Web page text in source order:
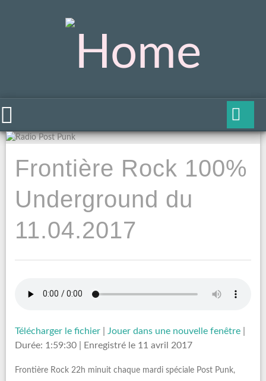
Frontière Rock 100%
Underground du
11.04.2017
Télécharger le fichier Jouer dans une nouvelle fenêtre
Durée: 1:59:30
Enregistré le 11 avril 2017
Frontière Rock 22h minuit chaque mardi spéciale Post Punk,